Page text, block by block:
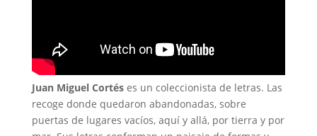
Juan Miguel Cortéses un coleccionista de letras. Las
recoge donde quedaron abandonadas, sobre
puertas de lugares vacíos, aquí y allá, por tierra y por